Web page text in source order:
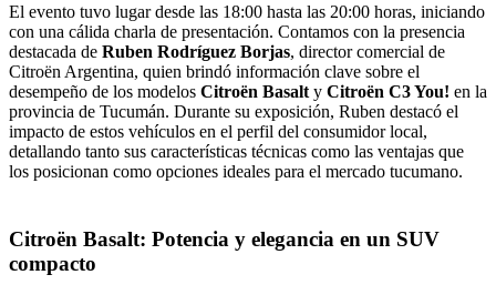
El evento tuvo lugar desde las 18:00 hasta las 20:00 horas, iniciando
con una cálida charla de presentación. Contamos con la presencia
destacada de Ruben Rodríguez Borjas, director comercial de
Citroën Argentina, quien brindó información clave sobre el
desempeño de los modelos Citroën Basalt y Citroën C3 You! en la
provincia de Tucumán. Durante su exposición, Ruben destacó el
impacto de estos vehículos en el perfil del consumidor local,
detallando tanto sus características técnicas como las ventajas que
los posicionan como opciones ideales para el mercado tucumano.
Citroën Basalt: Potencia y elegancia en un SUV
compacto